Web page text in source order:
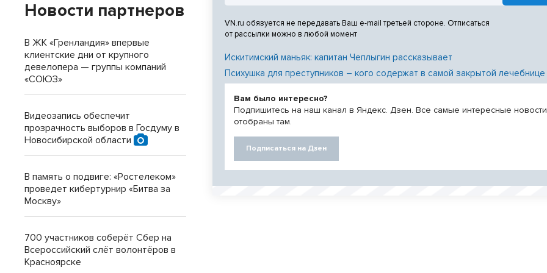
VN.ru обязуется не передавать Ваш e-mail третьей стороне. Отписаться
от рассылки можно в любой момент
Искитимский маньяк: капитан Чеплыгин рассказывает
Психушка для преступников – кого содержат в самой закрытой
Вам было интересно?
Подпишитесь на наш канал в Яндекс. Дзен. Все самые интересные новости
отобраны там.
Подписаться на Дзен
Новости партнеров
В ЖК «Гренландия» впервые
клиентские дни от крупного
девелопера — группы компаний
«СОЮЗ»
Видеозапись обеспечит
прозрачность выборов в Госдуму в
Новосибирской области
В память о подвиге: «Ростелеком»
проведет кибертурнир «Битва за
Москву»
700 участников соберёт Сбер на
Всероссийский слёт волонтёров в
Красноярске